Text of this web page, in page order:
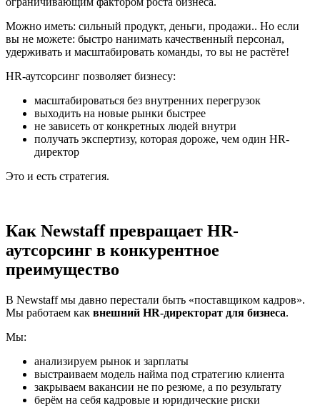
Можно иметь: сильный продукт, деньги, продажи.. Но если
вы не можете: быстро нанимать качественный персонал,
удерживать и масштабировать команды, то вы не растёте!
HR-аутсорсинг позволяет бизнесу:
масштабироваться без внутренних перегрузок
выходить на новые рынки быстрее
не зависеть от конкретных людей внутри
получать экспертизу, которая дороже, чем один HR-
директор
Это и есть стратегия.
Как Newstaff превращает HR-
аутсорсинг в конкурентное
преимущество
В Newstaff мы давно перестали быть «поставщиком кадров».
Мы работаем как внешний HR-директорат для бизнеса.
Мы:
анализируем рынок и зарплаты
выстраиваем модель найма под стратегию клиента
закрываем вакансии не по резюме, а по результату
берём на себя кадровые и юридические риски